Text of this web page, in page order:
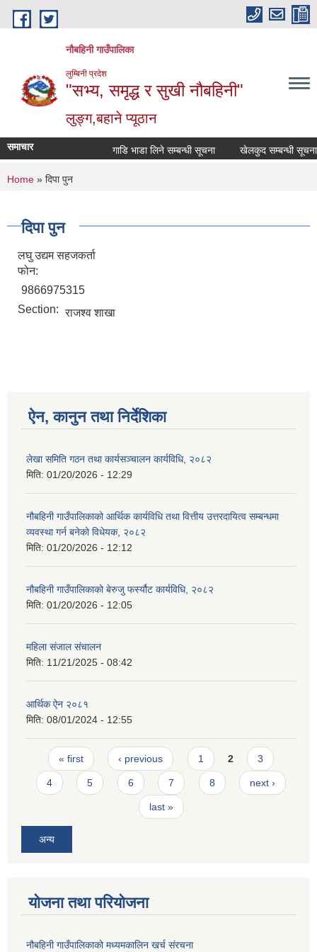
Skip to main content
नौबहिनी गाउँपालिका
लुम्बिनी प्रदेश
"सभ्य, समृद्ध र सुखी नौबहिनी"
लुङ्ग,बहाने प्यूठान
समाचार गाडि भाडा लिने सम्बन्धी सूचना खेलकुद सम्बन्धी सूचना
You are here
Home » दिपा पुन
दिपा पुन
लघु उद्यम सहजकर्ता
फोन:
9866975315
Section: राजश्व शाखा
ऐन, कानुन तथा निर्देशिका
लेखा समिति गठन तथा कार्यसञ्चालन कार्यविधि, २०८२
मिति: 01/20/2026 - 12:29
नौबहिनी गाउँपालिकाको आर्थिक कार्यविधि तथा वित्तीय उत्तरदायित्व सम्बन्धमा
व्यवस्था गर्न बनेको विधेयक, २०८२
मिति: 01/20/2026 - 12:12
नौबहिनी गाउँपालिकाको बेरुजु फर्स्यौट कार्यविधि, २०८२
मिति: 01/20/2026 - 12:05
महिला संजाल संचालन
मिति: 11/21/2025 - 08:42
आर्थिक ‌ऐन २०८१
मिति: 08/01/2024 - 12:55
Pages
« first ‹ previous 1 2 3
4 5 6 7 8 next ›
last »
अन्य
योजना तथा परियोजना
नौबहिनी गाउँपालिकाको मध्यमकालिन खर्च संरचना